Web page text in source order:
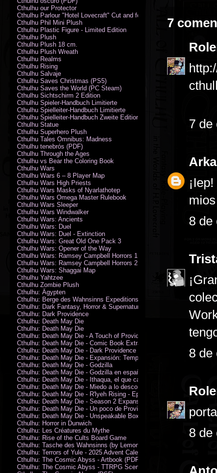
7
7 de
8 de
8 de
8 de
Cthulhu our Protector
Cthulhu Parlour "Hotel Lovecraft" Cut and fold Game-Cards
Cthulhu Phil Mini Plush
Cthulhu Plastic Figure - Limited Edition
Cthulhu Plush
Cthulhu Plush 18 cm.
Cthulhu Plush Wreath
Cthulhu Realms
Cthulhu Rising
Cthulhu Salvaje
Cthulhu Saves Christmas (PS5)
Cthulhu Saves the World (PC Steam)
Cthulhu Sichtschirm 2 Edition
Cthulhu Spieler-Handbuch Limitierte
Cthulhu Spielleiter-Handbuch Limitierte
Cthulhu Spielleiter-Handbuch Zweite Edition
Cthulhu Statue
Cthulhu Superhero Plush
Cthulhu Tales Omnibus: Madness
Cthulhu tenebrós (PDF)
Cthulhu Through the Ages
Cthulhu vs Bear the Coloring Book
Cthulhu Wars
Cthulhu Wars 6 – 8 Player Map
Cthulhu Wars High Priests
Cthulhu Wars Masks of Nyarlathotep
Cthulhu Wars Omega Master Rulebook
Cthulhu Wars Sleeper
Cthulhu Wars Windwalker
Cthulhu Wars: Ancients
Cthulhu Wars: Duel
Cthulhu Wars: Duel - Extinction
Cthulhu Wars: Great Old One Pack 3
Cthulhu Wars: Opener of the Way
Cthulhu Wars: Ramsey Campbell Horrors 1
Cthulhu Wars: Ramsey Campbell Horrors 2
Cthulhu Wars: Shaggai Map
Cthulhu Yahtzee
Cthulhu Zombie Plush
Cthulhu: Ägypten
Cthulhu: Berge des Wahnsinns Expeditionspack
Cthulhu: Dark Fantasy, Horror & Supernatural Movies
Cthulhu: Dark Providence
Cthulhu: Death May Die
Cthulhu: Death May Die
Cthulhu: Death May Die - A Touch of Providence
Cthulhu: Death May Die - Comic Book Extras vol. 2
Cthulhu: Death May Die - Dark Providence Investigators
Cthulhu: Death May Die - Expansión: Temporada 2
Cthulhu: Death May Die - Godzilla
Cthulhu: Death May Die - Godzilla en español
Cthulhu: Death May Die - Ithaqua, el que camina en el viento
Cthulhu: Death May Die - Miedo a lo desconocido
Cthulhu: Death May Die - R'lyeh Rising - Epic Episode
Cthulhu: Death May Die - Season 2 Expansion
Cthulhu: Death May Die - Un poco de Providence
Cthulhu: Death May Die - Unspeakable Box
Cthulhu: Horror in Dunwich
Cthulhu: Les Créatures du Mythe
Cthulhu: Rise of the Cults Board Game
Cthulhu: Tasche des Wahnsinns (by Lemonfish)
Cthulhu: Terrors of Yule - 2025 Advent Calendar
Cthulhu: The Cosmic Abyss - Artbook (PDF)
Cthulhu: The Cosmic Abyss - TTRPG Scenario - Arkham Horror (PDF)